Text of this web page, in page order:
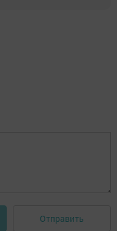
Отправить